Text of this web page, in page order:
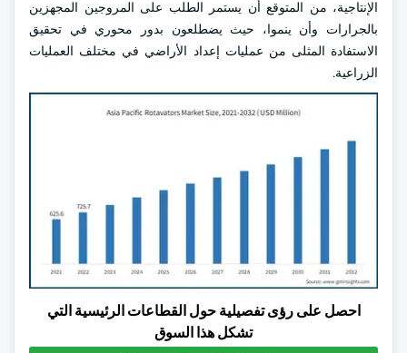
الإنتاجية، من المتوقع أن يستمر الطلب على المروجين المجهزين
بالجرارات وأن ينموا، حيث يضطلعون بدور محوري في تحقيق
الاستفادة المثلى من عمليات إعداد الأراضي في مختلف العمليات
الزراعية.
احصل على رؤى تفصيلية حول القطاعات الرئيسية التي
تشكل هذا السوق